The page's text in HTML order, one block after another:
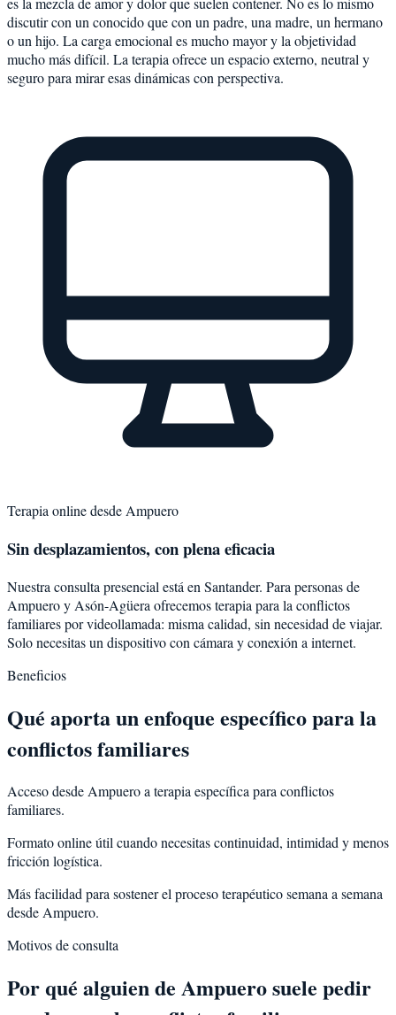
discutir con un conocido que con un padre, una madre, un hermano
o un hijo. La carga emocional es mucho mayor y la objetividad
mucho más difícil. La terapia ofrece un espacio externo, neutral y
seguro para mirar esas dinámicas con perspectiva.
Terapia online desdeAmpuero
Sin desplazamientos, con plena eficacia
Nuestra consulta presencial está en Santander. Para personas de
Ampueroy Asón-Agüera ofrecemos terapia para la conflictos
familiarespor videollamada: misma calidad, sin necesidad de viajar.
Solo necesitas un dispositivo con cámara y conexión a internet.
Beneficios
Qué aporta un enfoque específico para la
conflictos familiares
Acceso desde Ampuero a terapia específica para conflictos
familiares.
Formato online útil cuando necesitas continuidad, intimidad y menos
fricción logística.
Más facilidad para sostener el proceso terapéutico semana a semana
desde Ampuero.
Motivos de consulta
Por qué alguien de Ampuerosuele pedir